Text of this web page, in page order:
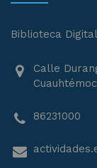
Biblioteca
Calle
86231000